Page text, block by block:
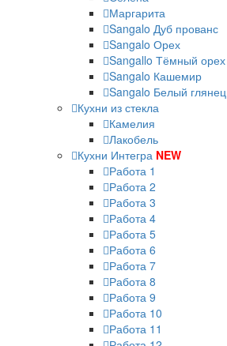
Маргарита
Sangalo Дуб прованс
Sangalo Орех
Sangallo Тёмный орех
Sangalo Кашемир
Sangalo Белый глянец
Кухни из стекла
Камелия
Лакобель
Кухни Интегра NEW
Работа 1
Работа 2
Работа 3
Работа 4
Работа 5
Работа 6
Работа 7
Работа 8
Работа 9
Работа 10
Работа 11